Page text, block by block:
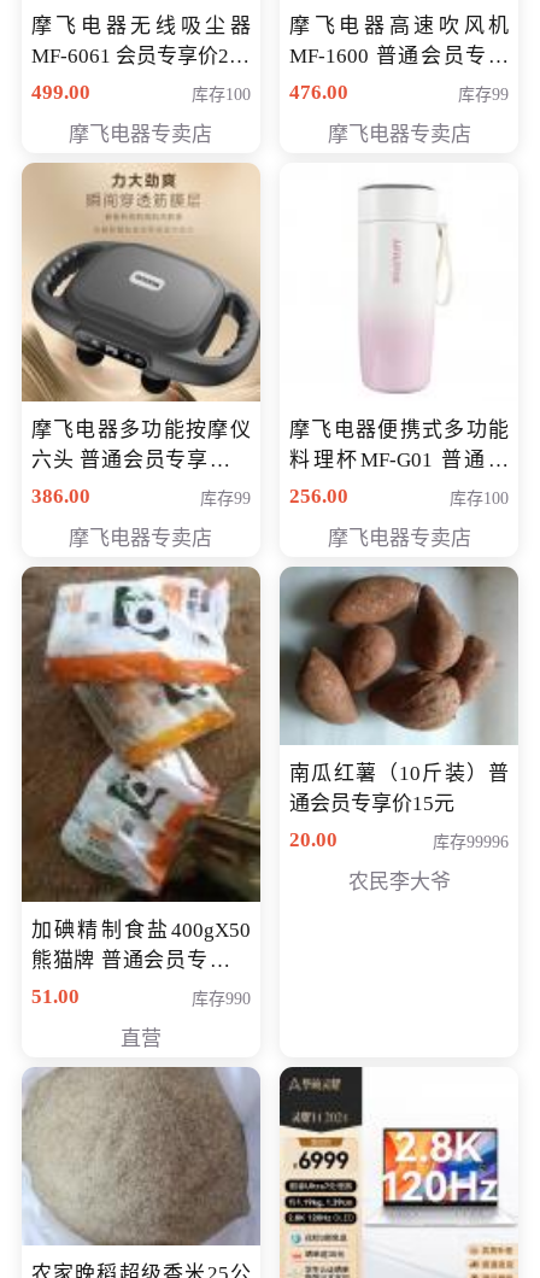
摩飞电器无线吸尘器
MF-6061 会员专享价299
元
499.00 库存100
摩飞电器专卖店
摩飞电器高速吹风机
MF-1600 普通会员专享
价298元
476.00 库存99
摩飞电器专卖店
摩飞电器多功能按摩仪
六头 普通会员专享价格
199元
386.00 库存99
摩飞电器专卖店
摩飞电器便携式多功能
料理杯MF-G01 普通会
员专享价格118元
256.00 库存100
摩飞电器专卖店
加碘精制食盐400gX50
熊猫牌 普通会员专享价
格50元
51.00 库存990
直营
南瓜红薯（10斤装）普
通会员专享价15元
20.00
库存99996
农民李大爷